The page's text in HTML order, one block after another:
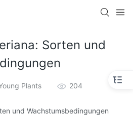
Sorten und
Plants 204
und Wachstumsbedingungen